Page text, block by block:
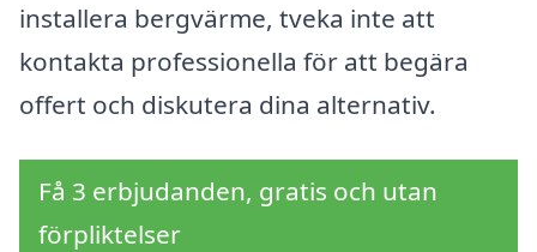
installera bergvärme, tveka inte att
kontakta professionella för att begära
offert och diskutera dina alternativ.
Få 3 erbjudanden, gratis och utan
förpliktelser